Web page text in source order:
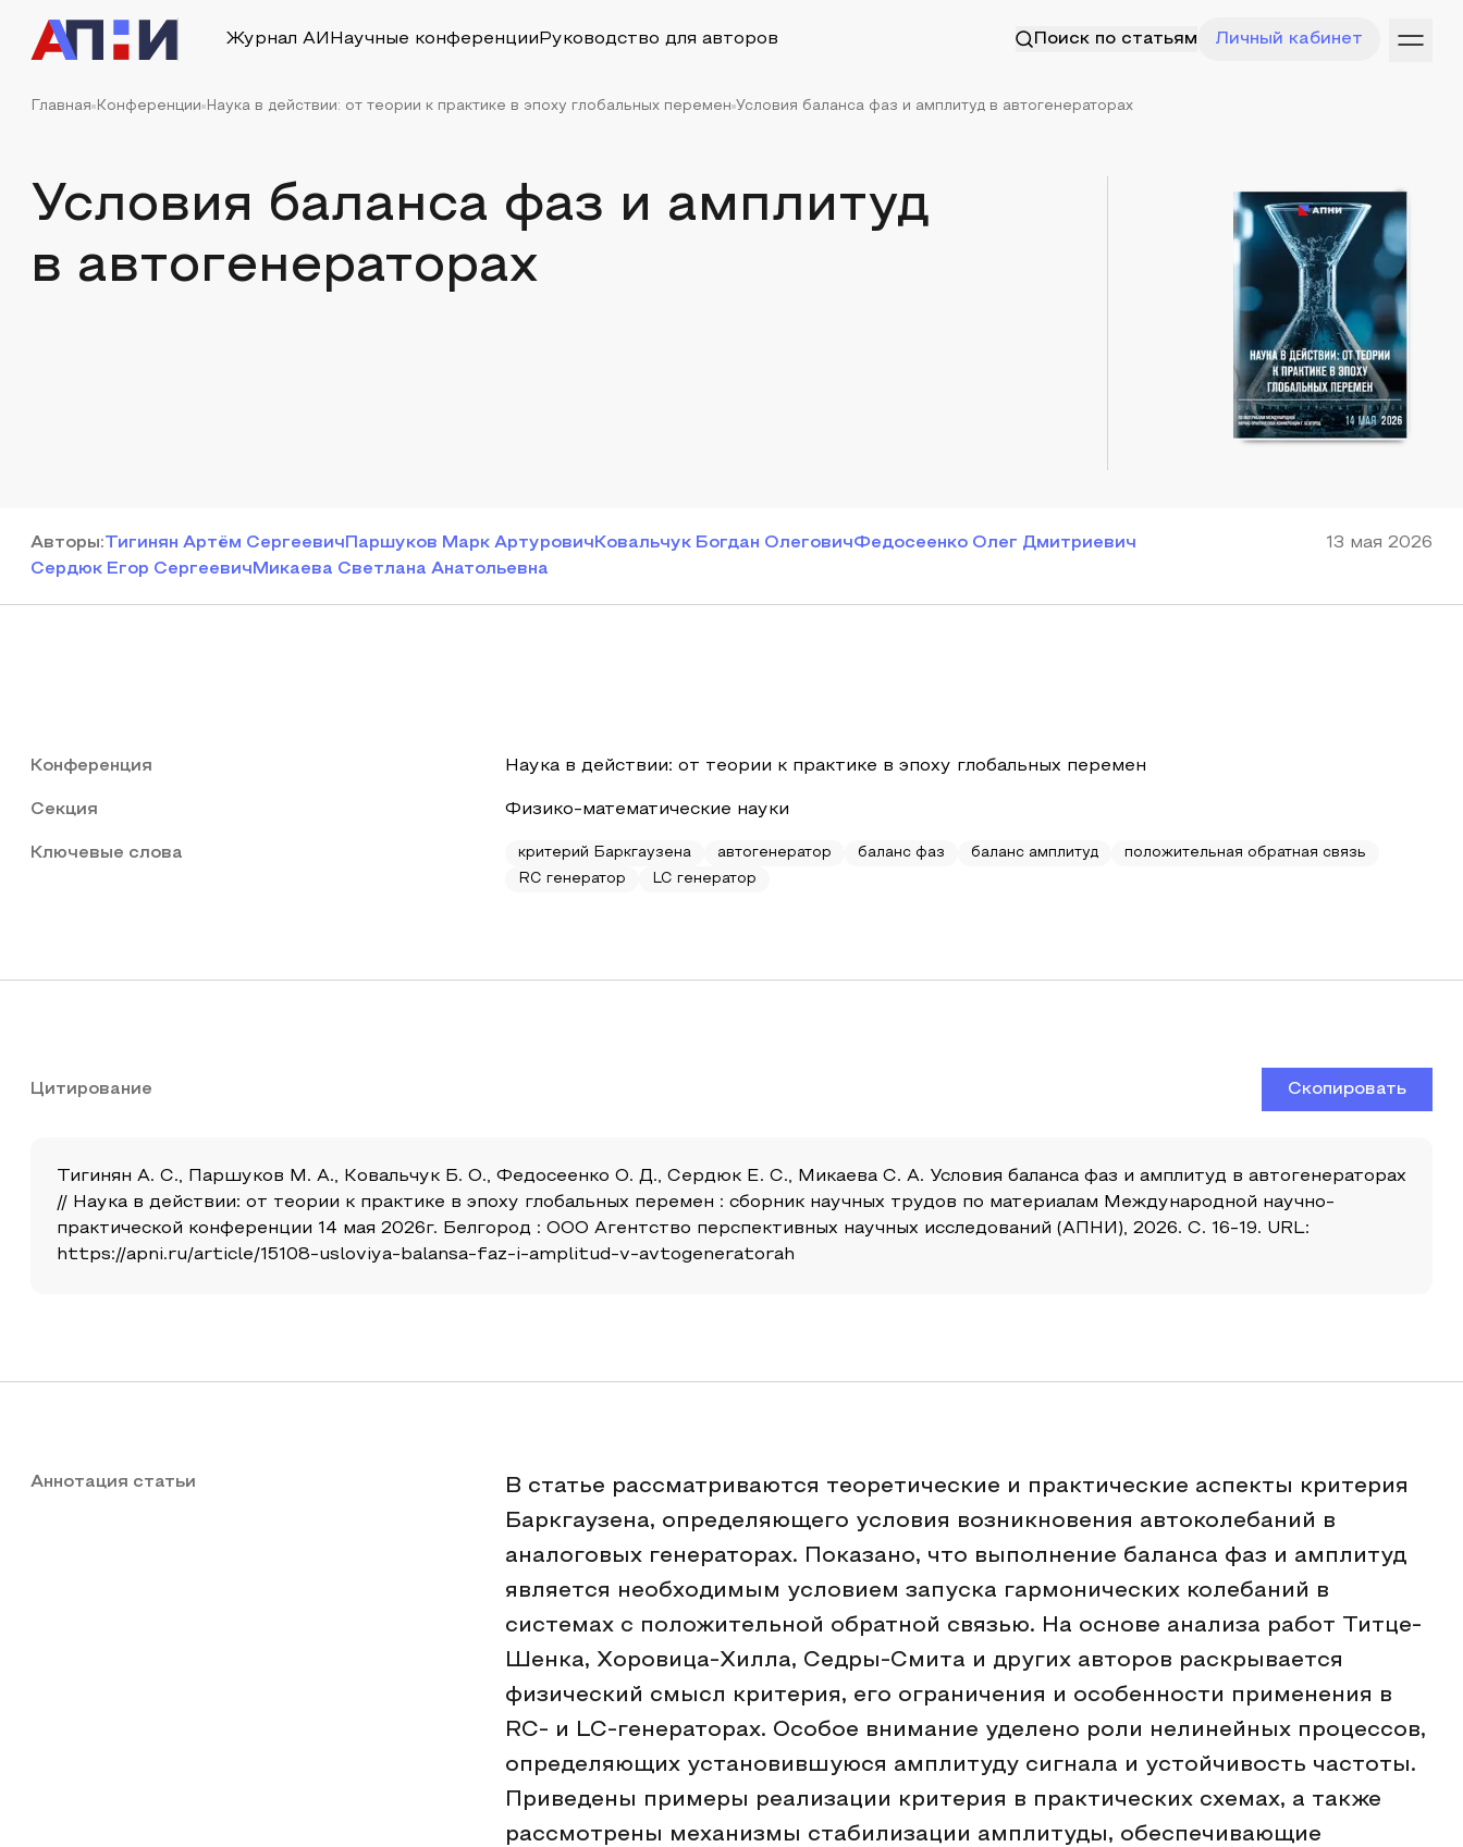
Журнал АИ Научные конференции Руководство для авторов Поиск по статьям Личный кабинет
Главная Конференции Наука в действии: от теории к практике в эпоху глобальных перемен Условия баланса фаз и амплитуд в автогенераторах
Условия баланса фаз и амплитуд
в автогенераторах
Авторы: Тигинян Артём Сергеевич Паршуков Марк Артурович Ковальчук Богдан ОлеговичФедосеенко Олег Дмитриевич
Сердюк Егор Сергеевич Микаева Светлана Анатольевна
13 мая 2026
Конференция Наука в действии: от теории к практике в эпоху глобальных перемен
Секция Физико-математические науки
Ключевые слова критерий Баркгаузена автогенератор баланс фаз баланс амплитуд
положительная обратная связь
RC генератор
LC генератор
Цитирование Скопировать
Тигинян А. С., Паршуков М. А., Ковальчук Б. О., Федосеенко О. Д., Сердюк Е. С., Микаева С. А. Условия баланса фаз и амплитуд в автогенераторах
// Наука в действии: от теории к практике в эпоху глобальных перемен : сборник научных трудов по материалам Международной научно-
практической конференции 14 мая 2026г. Белгород : ООО Агентство перспективных научных исследований (АПНИ), 2026. С. 16-19. URL:
https://apni.ru/article/15108-usloviya-balansa-faz-i-amplitud-v-avtogeneratorah
Аннотация статьи
В статье рассматриваются теоретические и практические аспекты критерия
Баркгаузена, определяющего условия возникновения автоколебаний в
аналоговых генераторах. Показано, что выполнение баланса фаз и амплитуд
является необходимым условием запуска гармонических колебаний в
системах с положительной обратной связью. На основе анализа работ Титце-
Шенка, Хоровица-Хилла, Седры-Смита и других авторов раскрывается
физический смысл критерия, его ограничения и особенности применения в
RC‑ и LC‑генераторах. Особое внимание уделено роли нелинейных процессов,
определяющих установившуюся амплитуду сигнала и устойчивость частоты.
Приведены примеры реализации критерия в практических схемах, а также
рассмотрены механизмы стабилизации амплитуды, обеспечивающие